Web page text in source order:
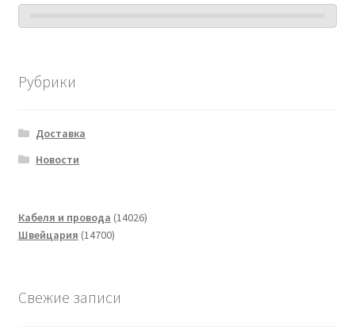
Рубрики
Доставка
Новости
Кабеля и провода 1402614026
Швейцария 1470014700
Свежие записи